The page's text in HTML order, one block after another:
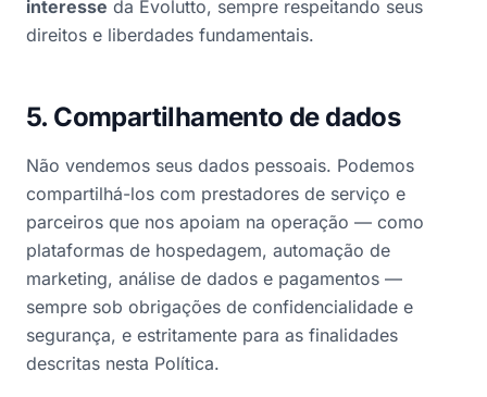
interesse da Evolutto, sempre respeitando seus
direitos e liberdades fundamentais.
5. Compartilhamento de dados
Não vendemos seus dados pessoais. Podemos
compartilhá-los com prestadores de serviço e
parceiros que nos apoiam na operação — como
plataformas de hospedagem, automação de
marketing, análise de dados e pagamentos —
sempre sob obrigações de confidencialidade e
segurança, e estritamente para as finalidades
descritas nesta Política.